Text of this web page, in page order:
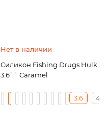
Нет в наличии
Силикон Fishing Drugs Hulk
3.6`` Caramel
3.6 4.8